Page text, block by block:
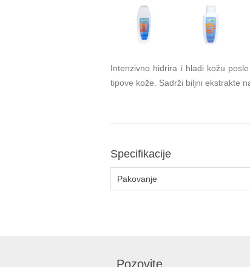
Intenzivno hidrira i hladi kožu
tipove kože. Sadrži biljni ekstrakte
Specifikacije
Pakovanje
Pozovite